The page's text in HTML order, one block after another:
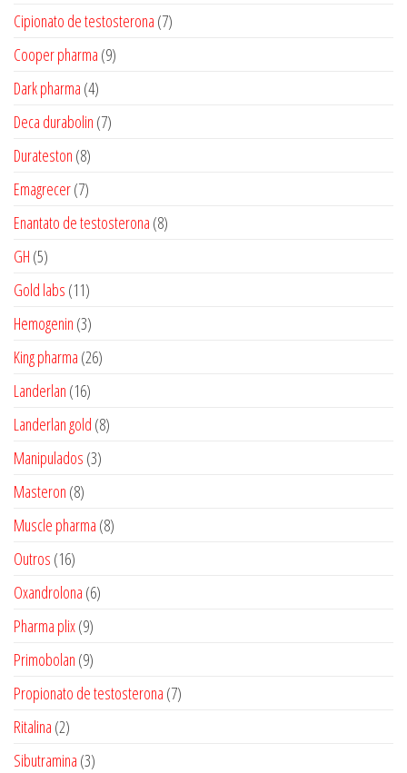
produtos
Cipionato de testosterona 77
Cooper pharma 99
Dark pharma 44
produtos
Deca durabolin 77
Durateston 88
produtos
Emagrecer 77
produtos
Enantato de testosterona 88
GH 55
produtos
Gold labs 1111
produtos
Hemogenin 33
produtos
King pharma 2626
Landerlan 1616
produtos
Landerlan gold 88
Manipulados 33
Masteron 88
produtos
Muscle pharma 88
Outros 1616
produtos
Oxandrolona 66
Pharma plix 99
produtos
Primobolan 99
produtos
Propionato de testosterona 77
Ritalina 22
produtos
Sibutramina 33